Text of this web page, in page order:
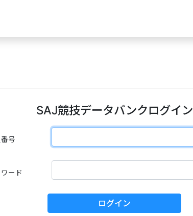
SAJ競技データバンクログイン
号
ード
ログイン